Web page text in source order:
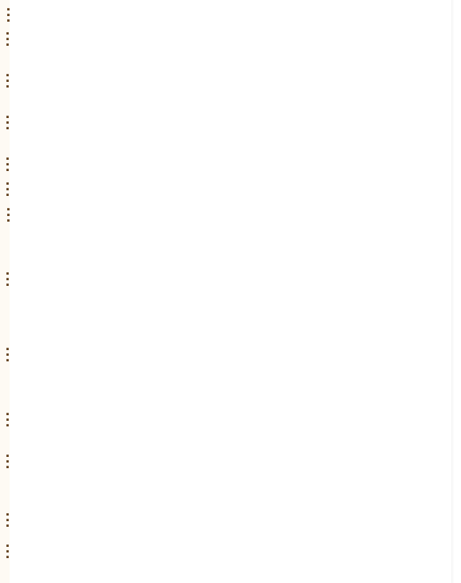
⋮
⋮
⋮
⋮
⋮
⋮
⋮
⋮
⋮
⋮
⋮
⋮
⋮